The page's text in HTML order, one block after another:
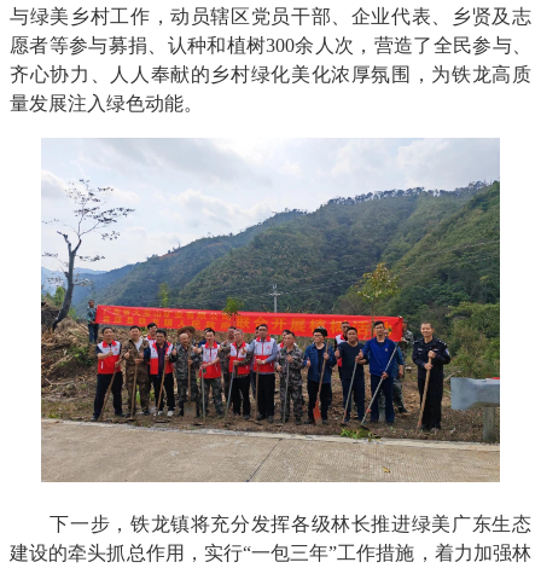
与绿美乡村工作，动员辖区党员干部、企业代表、乡贤及志
愿者等参与募捐、认种和植树300余人次，营造了全民参与、
齐心协力、人人奉献的乡村绿化美化浓厚氛围，为铁龙高质
量发展注入绿色动能。
下一步，铁龙镇将充分发挥各级林长推进绿美广东生态
建设的牵头抓总作用，实行“一包三年”工作措施，着力加强林